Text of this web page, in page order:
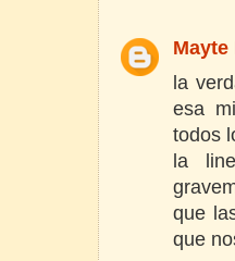
Mayte
la
esa
todos
la
que
que